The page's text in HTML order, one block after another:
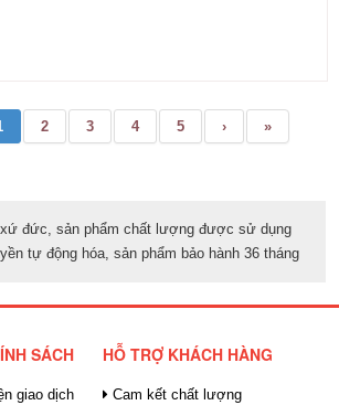
2 3 4 5 › »
xứ đức, sản phẩm chất lượng được sử dụng
tự động hóa, sản phẩm bảo hành 36 tháng
SÁCH
giao dịch
HỖ TRỢ KHÁCH HÀNG
Cam kết chất lượng